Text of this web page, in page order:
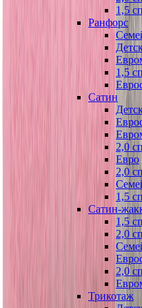
1,5
Ранфорс
1,5
Сатин
2,0
Евро
2,0
1,5
Сатин-
1,5
2,0
2,0
Трикотаж